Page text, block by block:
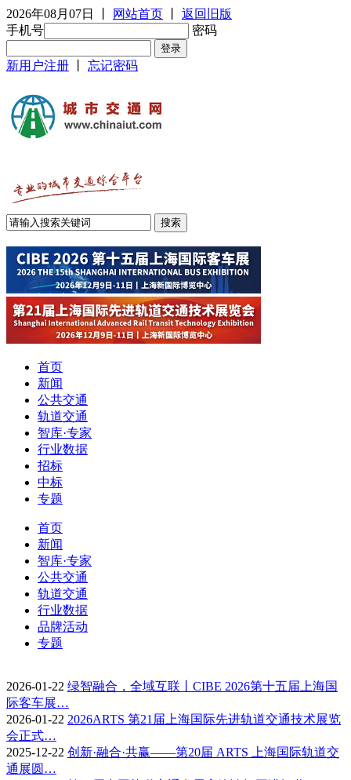
2026年08月07日 网站首页
返回旧版
手机号
密码
新用户注册 忘记密码
首页
新闻
公共交通
轨道交通
智库·专家
行业数据
招标
中标
专题
首页
新闻
智库·专家
公共交通
轨道交通
行业数据
品牌活动
专题
2026-01-22 绿智融合，全域互联丨CIBE 2026第十五届上海国
际客车展…
2026-01-22 2026ARTS 第21届上海国际先进轨道交通技术展览
会正式…
2025-12-22 创新·融合·共赢——第20届 ARTS 上海国际轨道交
通展圆…